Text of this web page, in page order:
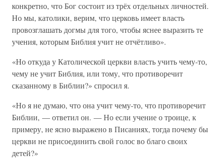
конкретно, что Бог состоит из трёх отдельных личностей.
Но мы, католики, верим, что церковь имеет власть
провозглашать догмы для того, чтобы яснее выразить те
учения, которым Библия учит не отчётливо».
«Но откуда у Католической церкви власть учить чему-то,
чему не учит Библия, или тому, что противоречит
сказанному в Библии?» спросил я.
«Но я не думаю, что она учит чему-то, что противоречит
Библии, — ответил он. — Но если учение о троице, к
примеру, не ясно выражено в Писаниях, тогда почему бы
церкви не присоединить свой голос во благо своих
детей?»